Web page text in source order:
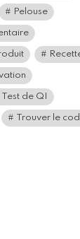
Pelouse
Test de QI
Trouver le